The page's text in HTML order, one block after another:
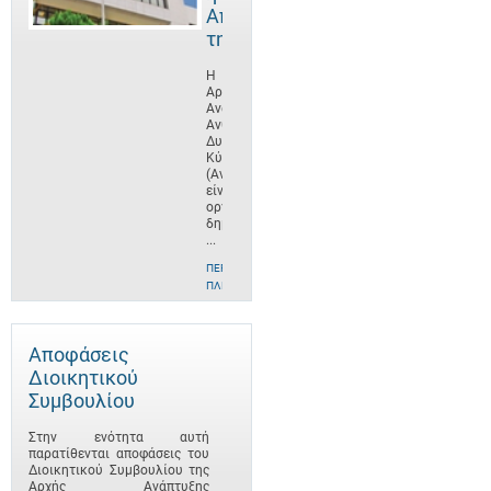
Αποστολή
της
Η
Αρχή
Ανάπτυξης
Ανθρώπινου
Δυναμικού
Κύπρου
(ΑνΑΔ)
είναι
οργανισμός
δημοσίου
...
ΠΕΡΙΣΣΌΤΕΡΕΣ
ΠΛΗΡΟΦΟΡΊΕΣ
Αποφάσεις
Διοικητικού
Συμβουλίου
Στην ενότητα αυτή
παρατίθενται αποφάσεις του
Διοικητικού Συμβουλίου της
Αρχής Ανάπτυξης